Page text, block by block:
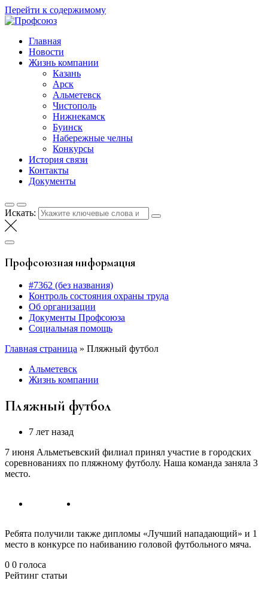
Перейти к содержимому
Таттелеком
Главная
Новости
Жизнь компании
Казань
Арск
Альметевск
Чистополь
Нижнекамск
Буинск
Набережные челны
Конкурсы
История связи
Контакты
Документы
Искать:
Профсоюзная информация
#7362 (без названия)
Контроль состояния охраны труда
Об организации
Документы Профсоюза
Социальная помощь
Главная страница » Пляжный футбол
Альметевск
Жизнь компании
Пляжный футбол
7 лет назад
7 июня Альметьевский филиал принял участие в городских
соревнованиях по пляжному футболу. Наша команда заняла 3
место.
Ребята получили также дипломы «Лучший нападающий» и 1
место в конкурсе по набиванию головой футбольного мяча.
0 0 голоса
Рейтинг статьи